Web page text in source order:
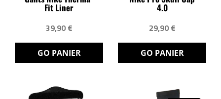
Fit Liner
39,90 €
GO PANIER
4.0
29,90 €
GO PANIER